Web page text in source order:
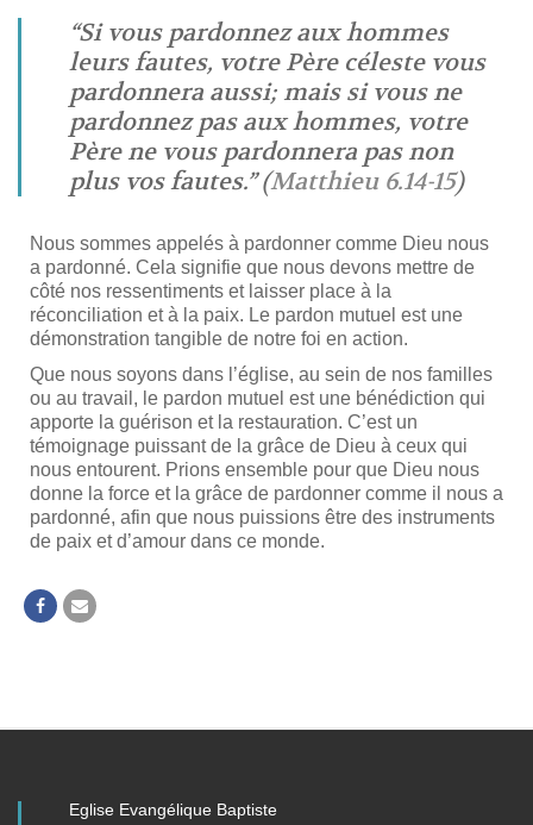
“Si vous pardonnez aux hommes
leurs fautes, votre Père céleste vous
pardonnera aussi; mais si vous ne
pardonnez pas aux hommes, votre
Père ne vous pardonnera pas non
plus vos fautes.” (Matthieu 6.14-15)
Nous sommes appelés à pardonner comme Dieu nous
a pardonné. Cela signifie que nous devons mettre de
côté nos ressentiments et laisser place à la
réconciliation et à la paix. Le pardon mutuel est une
démonstration tangible de notre foi en action.
Que nous soyons dans l’église, au sein de nos familles
ou au travail, le pardon mutuel est une bénédiction qui
apporte la guérison et la restauration. C’est un
témoignage puissant de la grâce de Dieu à ceux qui
nous entourent. Prions ensemble pour que Dieu nous
donne la force et la grâce de pardonner comme il nous a
pardonné, afin que nous puissions être des instruments
de paix et d’amour dans ce monde.
Eglise Evangélique Baptiste